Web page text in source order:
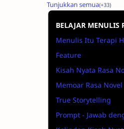
BELAJAR MENULIS
Menulis Itu Terapi
Feature
Kisah Nyata Rasa
Memoar Rasa Novel
True Storytelling
Prompt - Jawab